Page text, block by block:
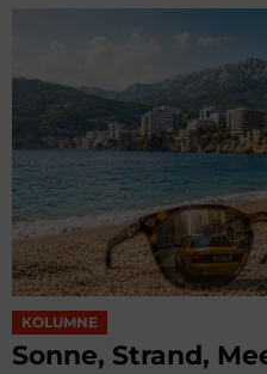
KOLUMNE
Sonne, Strand,